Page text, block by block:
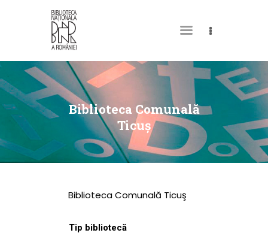
Biblioteca Comunală
Ticuş
DESPRE NOI
PERMISUL MEU DE
BIBLIOTECĂ
CATALOAGE ȘI
COLECȚII
CULTURALE
Biblioteca Comunală Ticuş
Tip bibliotecă